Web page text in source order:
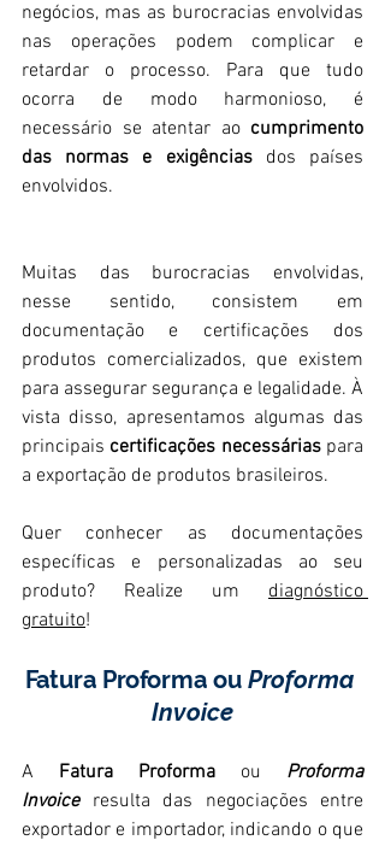
negócios, mas as burocracias envolvidas
nas operações podem complicar e
retardar o processo. Para que tudo
ocorra de modo harmonioso, é
necessário se atentar ao cumprimento
das normas e exigências dos países
envolvidos.
Muitas das burocracias envolvidas,
nesse sentido, consistem em
documentação e certificações dos
produtos comercializados, que existem
para assegurar segurança e legalidade. À
vista disso, apresentamos algumas das
principais certificações necessárias para
a exportação de produtos brasileiros.
Quer conhecer as documentações
específicas e personalizadas ao seu
produto? Realize um diagnóstico
gratuito!
Fatura Proforma ou Proforma
Invoice
A Fatura Proforma ou Proforma
Invoice resulta das negociações entre
exportador e importador, indicando o que